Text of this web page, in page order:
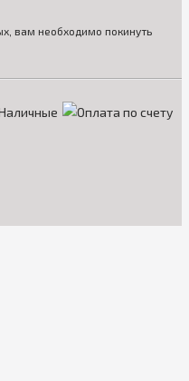
вам необходимо покинуть